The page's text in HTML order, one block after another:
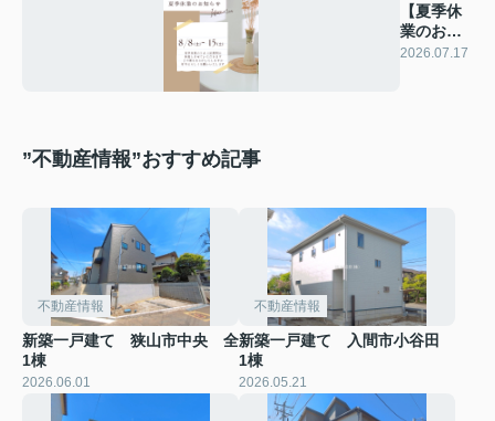
【夏季休
業のお知
らせ】
2026.07.17
”不動産情報”おすすめ記事
不動産情報
新築一戸建て 狭山市中央 全
1棟
2026.06.01
不動産情報
新築一戸建て 入間市小谷田
1棟
2026.05.21